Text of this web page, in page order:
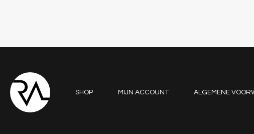
SHOP MIJN ACCOUNT ALGEMENE